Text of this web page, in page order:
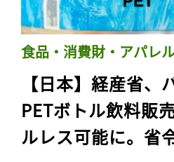
食品・消費財・アパレ
【日本】経産省、
PETボトル飲料販
ルレス可能に。省